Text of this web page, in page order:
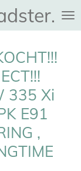
335 Xi
E91
,